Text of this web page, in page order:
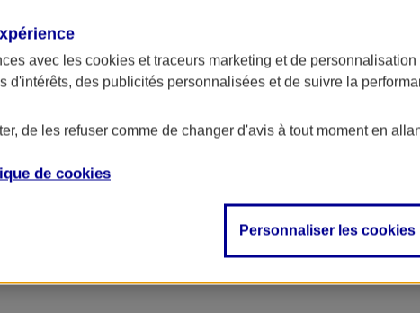
principal
avec les cookies et traceurs marketing et de
d'intérêts, des publicités personnalisées et de suivre la
de les refuser comme de changer d'avis à tout moment en
de cookies
Personnaliser les cookies